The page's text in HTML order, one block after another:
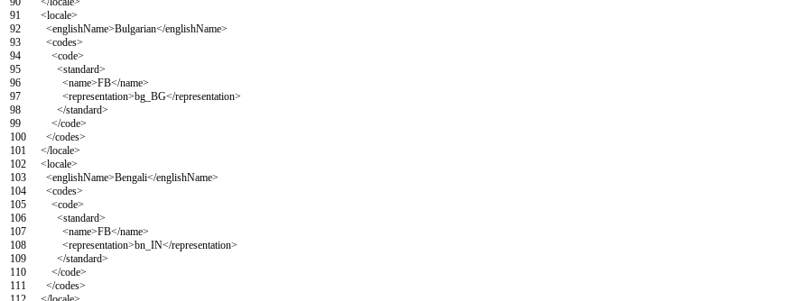
91
92
93
94
95
96
97
98
99
100
101
102
103
104
105
106
107
108
109
110
111
<locale>
<englishName>Bulgarian</englishName>
<codes>
<code>
<standard>
<name>FB</name>
<representation>bg_BG</representation>
</standard>
</code>
</codes>
</locale>
<locale>
<englishName>Bengali</englishName>
<codes>
<code>
<standard>
<name>FB</name>
<representation>bn_IN</representation>
</standard>
</code>
</codes>